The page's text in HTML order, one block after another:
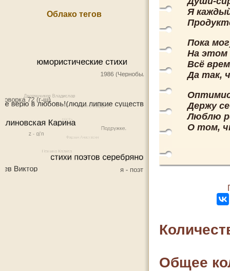
Облако тегов
Я
Пока
На этом
Всё
Да так,
Держу
Люблю
О том,
Общее